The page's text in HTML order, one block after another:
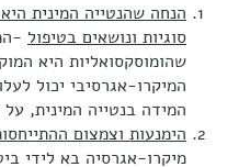
הנחה שהנטייה המינית
סוגיות ונושאים בטיפול -
שהומוסקסואליות היא
המיקרו-אגרסיבי יכול
המידה בנטייה המינית, על
הימנעות וצמצום
מיקרו-אגרסיה בא לידי